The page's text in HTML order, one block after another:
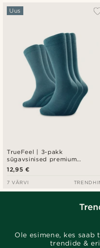
TrueFeel | 3-pakk
sügavsinised premium
puuvillased crew-sokid
Uus
12,95 €
7 VÄRVI
Ole esimene, kes
trendide &